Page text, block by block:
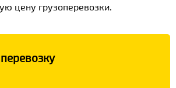
цену грузоперевозки.